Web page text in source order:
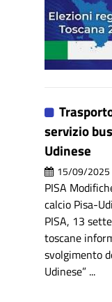
servizio
Udinese
15/09/2025
PISA
calcio Pisa-
PISA, 13
toscane
svolgimento
Udinese” ...